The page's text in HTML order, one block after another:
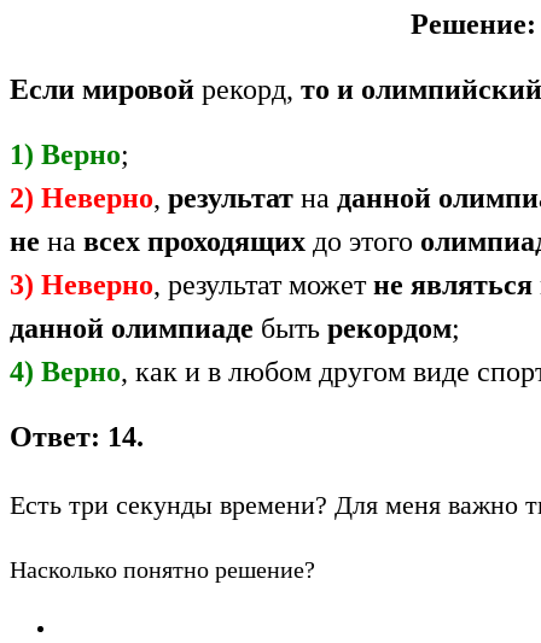
Решение:
Если мировой рекорд, то и олимпийский
1) Верно;
2) Неверно, результат на данной
не на всех проходящих до этого
3) Неверно, результат можетне
данной олимпиаде быть рекордом;
4) Верно, как и в любом другом виде
Ответ: 14.
Есть три секунды времени? Для меня важно
Насколько понятно решение?